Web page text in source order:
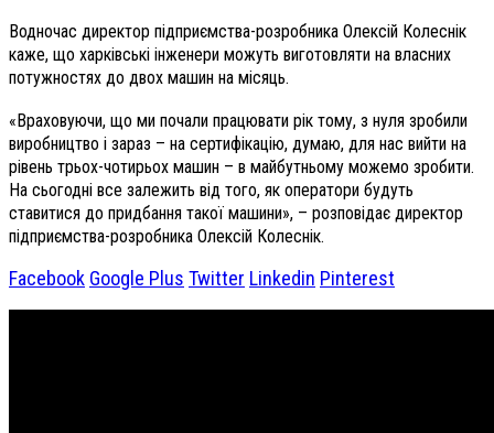
Водночас директор підприємства-розробника Олексій Колеснік
каже, що харківські інженери можуть виготовляти на власних
потужностях до двох машин на місяць.
«Враховуючи, що ми почали працювати рік тому, з нуля зробили
виробництво і зараз – на сертифікацію, думаю, для нас вийти на
рівень трьох-чотирьох машин – в майбутньому можемо зробити.
На сьогодні все залежить від того, як оператори будуть
ставитися до придбання такої машини», – розповідає директор
підприємства-розробника Олексій Колеснік.
Facebook Google Plus Twitter Linkedin Pinterest